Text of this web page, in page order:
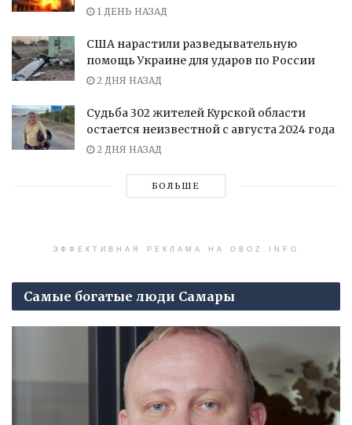
1 ДЕНЬ НАЗАД
США нарастили разведывательную
помощь Украине для ударов по России
2 ДНЯ НАЗАД
Судьба 302 жителей Курской области
остается неизвестной с августа 2024 года
2 ДНЯ НАЗАД
БОЛЬШЕ
ЭФФЕКТИВНАЯ РЕКЛАМА НА OBOZ.INFO
Самые богатые люди Самары